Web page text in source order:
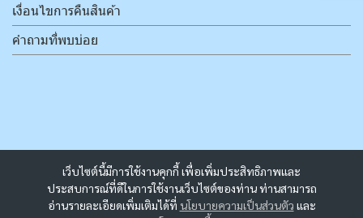
เว็บไซต์นี้มีการใช้งานคุกกี้ เพื่อเพิ่มประสิทธิภาพและ
ประสบการณ์ที่ดีในการใช้งานเว็บไซต์ของท่าน ท่านสามารถ
อ่านรายละเอียดเพิ่มเติมได้ที่ นโยบายความเป็นส่วนตัว และ
เงื่อนไขการคืนสินค้า
คำถามที่พบบ่อย